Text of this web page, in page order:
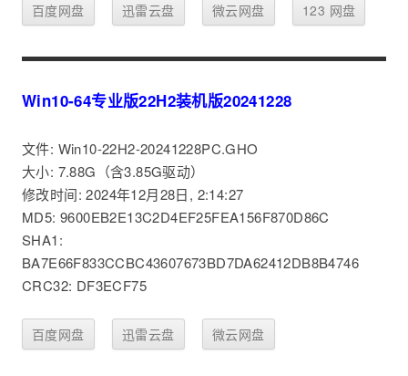
百度网盘 迅雷云盘 微云网盘 123 网盘
Win10-64专业版22H2装机版20241228
文件: Win10-22H2-20241228PC.GHO
大小: 7.88G（含3.85G驱动）
修改时间: 2024年12月28日, 2:14:27
MD5: 9600EB2E13C2D4EF25FEA156F870D86C
SHA1:
BA7E66F833CCBC43607673BD7DA62412DB8B4746
CRC32: DF3ECF75
百度网盘 迅雷云盘 微云网盘